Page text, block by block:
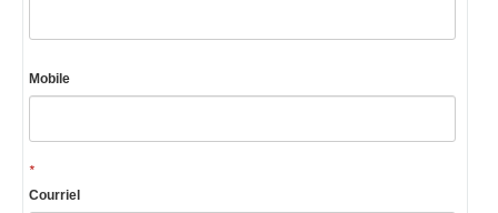
Mobile
*
Courriel